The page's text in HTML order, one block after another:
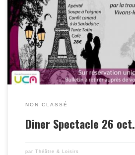
NON CLASSÉ
Diner Spectacle 26 oct.
par Théâtre & Loisirs